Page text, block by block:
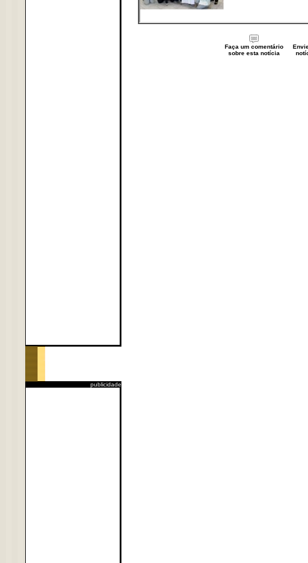
publicidade
Faça um comentário
sobre esta notícia